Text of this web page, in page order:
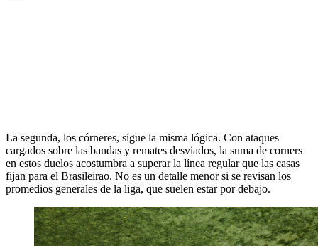
La segunda, los córneres, sigue la misma lógica. Con ataques
cargados sobre las bandas y remates desviados, la suma de corners
en estos duelos acostumbra a superar la línea regular que las casas
fijan para el Brasileirao. No es un detalle menor si se revisan los
promedios generales de la liga, que suelen estar por debajo.